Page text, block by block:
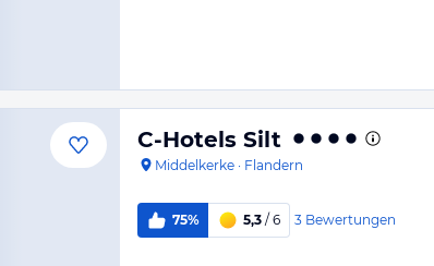
C-Hotels Silt
Middelkerke · Flandern
75% 5,3 / 6 3 Bewertungen